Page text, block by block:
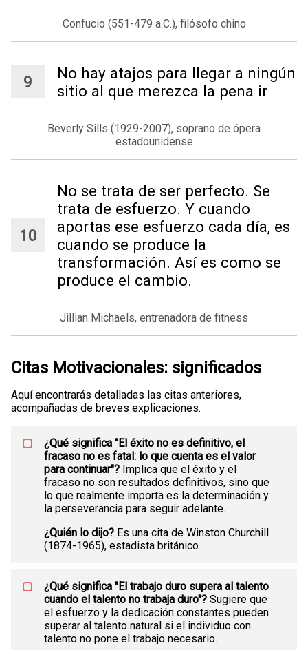
Confucio (551-479 a.C.), filósofo chino
No hay atajos para llegar a ningún
sitio al que merezca la pena ir
Beverly Sills (1929-2007), soprano de ópera
estadounidense
No se trata de ser perfecto. Se
trata de esfuerzo. Y cuando
aportas ese esfuerzo cada día, es
cuando se produce la
transformación. Así es como se
produce el cambio.
Jillian Michaels, entrenadora de fitness
Citas Motivacionales: significados
Aquí encontrarás detalladas las citas anteriores,
acompañadas de breves explicaciones.
¿Qué significa "El éxito no es definitivo, el
fracaso no es fatal: lo que cuenta es el valor
para continuar"? Implica que el éxito y el
fracaso no son resultados definitivos, sino que
lo que realmente importa es la determinación y
la perseverancia para seguir adelante.
¿Quién lo dijo? Es una cita de Winston Churchill
(1874-1965), estadista británico.
¿Qué significa "El trabajo duro supera al talento
cuando el talento no trabaja duro"? Sugiere que
el esfuerzo y la dedicación constantes pueden
superar al talento natural si el individuo con
talento no pone el trabajo necesario.